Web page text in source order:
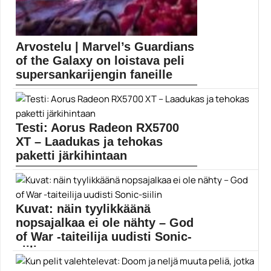
Arvostelu | Marvel’s Guardians
of the Galaxy on loistava peli
supersankarijengin faneille
Marvel’s Guardians of the Galaxy on juuri sitä...
Elokuvauutiset
Testi: Aorus Radeon RX5700
XT – Laadukas ja tehokas
paketti järkihintaan
Muropaketin testissä oli aiemmin AMD:n referenssimalli
AMD
Kuvat: näin tyylikkäänä
nopsajalkaa ei ole nähty – God
of War -taiteilija uudisti Sonic-
siilin